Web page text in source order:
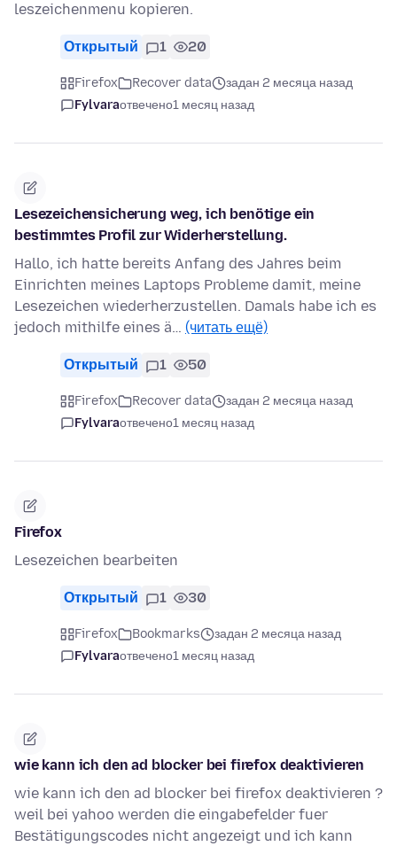
leszeichenmenu kopieren.
Открытый 1 20
Firefox Recover data
задан 2 месяца назад
Fylvaraотвечено1 месяц назад
Lesezeichensicherung weg, ich benötige ein
bestimmtes Profil zur Widerherstellung.
Hallo, ich hatte bereits Anfang des Jahres beim
Einrichten meines Laptops Probleme damit, meine
Lesezeichen wiederherzustellen. Damals habe ich es
jedoch mithilfe eines ä… (читать ещё)
Открытый 1 50
Firefox Recover data
задан 2 месяца назад
Fylvaraотвечено1 месяц назад
Firefox
Lesezeichen bearbeiten
Открытый 1 30
Firefox Bookmarks
задан 2 месяца назад
Fylvaraотвечено1 месяц назад
wie kann ich den ad blocker bei firefox deaktivieren
wie kann ich den ad blocker bei firefox deaktivieren ?
weil bei yahoo werden die eingabefelder fuer
Bestätigungscodes nicht angezeigt und ich kann